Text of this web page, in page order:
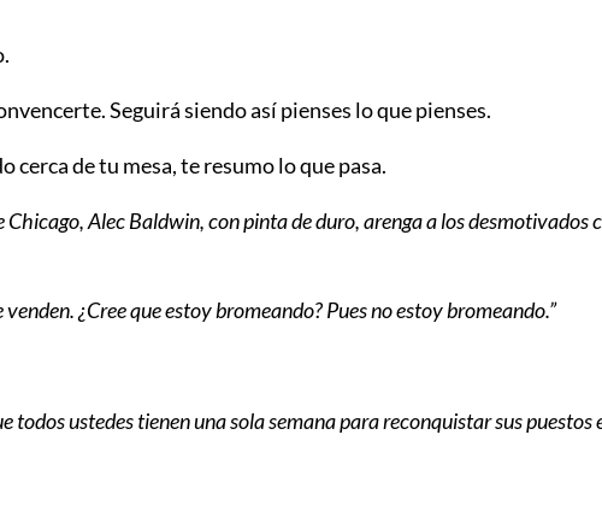
Seguirá siendo así pienses lo que pienses.
de tu mesa, te resumo lo que pasa.
Alec Baldwin, con pinta de duro, arenga a los desmotivados
¿Cree que estoy bromeando? Pues no estoy bromeando.”
todos ustedes tienen una sola semana para reconquistar sus